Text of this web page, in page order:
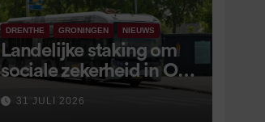
DRENTHE GRONINGEN NIEUWS
Landelijke staking om
sociale zekerheid in OV
aangekondigd voor 9
september
31 JULI 2026